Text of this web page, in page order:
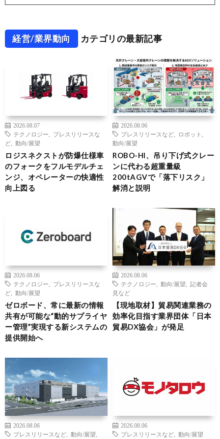
経営/業界動向 カテゴリの最新記事
2026.08.07
テクノロジー
プレスリリースな
ど
動向/展望
ロジスネクストが防爆仕様車
のフォークをフルモデルチェ
ンジ、オペレーターの快適性
向上図る
2026.08.06
プレスリリースなど
ロボット
動向/展望
ROBO-HI、吊り下げ式クレー
ンに代わる超重量級
200tAGVで「落下リスク」
解消と説明
2026.08.06
テクノロジー
プレスリリースな
ど
動向/展望
ゼロボード、常に最新の情報
共有が可能な“動的サプライヤ
ー管理”実現する新システムの
提供開始へ
2026.08.06
テクノロジー
動向/展望
記者会
見など
【現地取材】貿易関連業務の
効率化目指す業界団体「日本
貿易DX協会」が発足
2026.08.06
プレスリリースなど
動向/展望
2026.08.06
プレスリリースなど
動向/展望